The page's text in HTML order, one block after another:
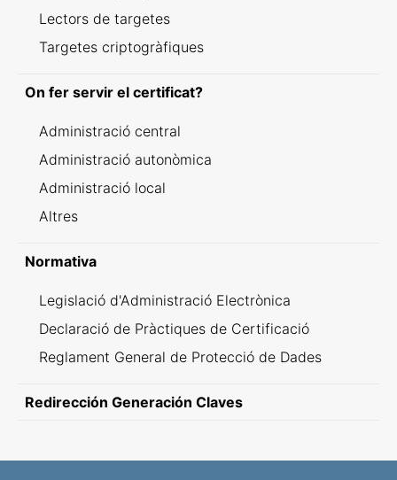
Lectors de targetes
Targetes criptogràfiques
On fer servir el certificat?
Administració central
Administració autonòmica
Administració local
Altres
Normativa
Legislació d'Administració Electrònica
Declaració de Pràctiques de Certificació
Reglament General de Protecció de Dades
Redirección Generación Claves